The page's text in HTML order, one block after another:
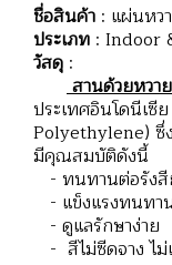
ชื่อสินค้า : แผ่นหว
ประเภท : Indoor
วัสดุ :
สานด้วยหวา
ประเทศอินโดนีเ
Polyethylene) ซึ่
มีคุณสมบัติดังนี้
- ทนทานต่อรังสี
- แข็งแรงทนทา
- ดูแลรักษาง่าย
- สีไม่ซีดจาง ไม่